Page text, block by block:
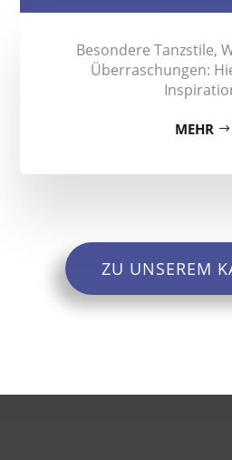
Besondere Tanzstile,
Überraschungen:
MEHR
ZU UNSEREM